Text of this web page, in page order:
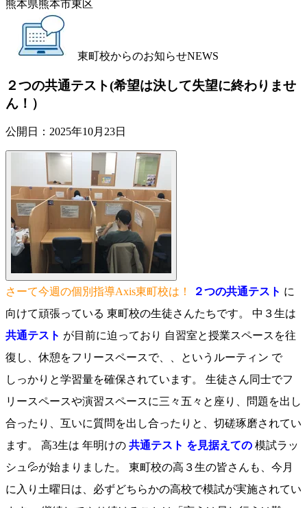
熊本県熊本市東区
東町校からのお知らせNEWS
２つの共通テスト(希望は決して失望に終わりませ
ん！）
公開日： 2025年10月23日
さーて今週の個別指導Axis東町校は！ ２つの共通テスト に
向けて頑張っている 東町校の生徒さんたちです。 中３生は
共通テスト が目前に迫っており 自習室と授業スペースを往
復し、休憩をフリースペースで、、というルーティン で
しっかりと学習量を確保されています。 生徒さん同士でフ
リースペースや演習スペースに三々五々と座り、問題を出し
合ったり、互いに質問を出し合ったりと、切磋琢磨されてい
ます。 高3生は 年明けの 共通テスト を見据えての 模試ラッ
シュ💦が始まりました。 東町校の高３生の皆さんも、今月
に入り土曜日は、必ずどちらかの高校で模試が実施されてい